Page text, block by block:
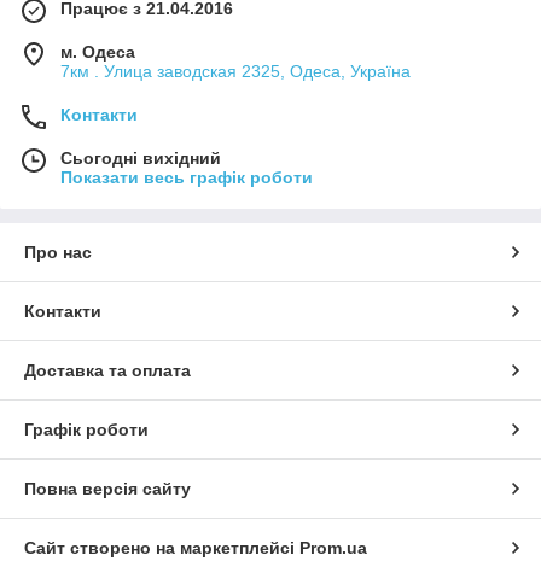
Працює з 21.04.2016
м. Одеса
7км . Улица заводская 2325, Одеса, Україна
Контакти
Сьогодні вихідний
Показати весь графік роботи
Про нас
Контакти
Доставка та оплата
Графік роботи
Повна версія сайту
Сайт створено на маркетплейсі Prom.ua